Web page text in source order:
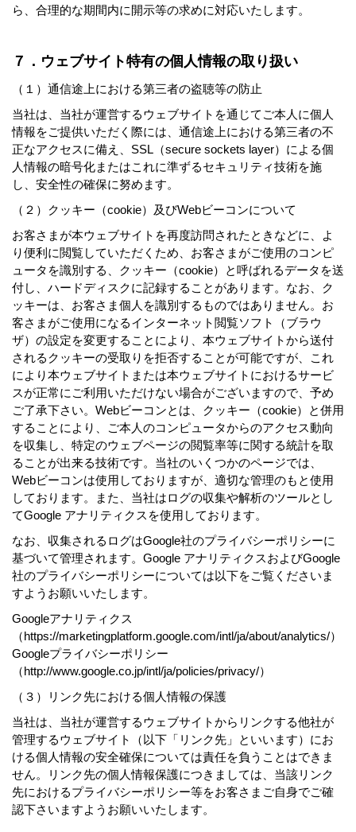
ら、合理的な期間内に開示等の求めに対応いたします。
７．ウェブサイト特有の個人情報の取り扱い
（１）通信途上における第三者の盗聴等の防止
当社は、当社が運営するウェブサイトを通じてご本人に個人
情報をご提供いただく際には、通信途上における第三者の不
正なアクセスに備え、SSL（secure sockets layer）による個
人情報の暗号化またはこれに準ずるセキュリティ技術を施
し、安全性の確保に努めます。
（２）クッキー（cookie）及びWebビーコンについて
お客さまが本ウェブサイトを再度訪問されたときなどに、よ
り便利に閲覧していただくため、お客さまがご使用のコンピ
ュータを識別する、クッキー（cookie）と呼ばれるデータを送
付し、ハードディスクに記録することがあります。なお、ク
ッキーは、お客さま個人を識別するものではありません。お
客さまがご使用になるインターネット閲覧ソフト（ブラウ
ザ）の設定を変更することにより、本ウェブサイトから送付
されるクッキーの受取りを拒否することが可能ですが、これ
により本ウェブサイトまたは本ウェブサイトにおけるサービ
スが正常にご利用いただけない場合がございますので、予め
ご了承下さい。Webビーコンとは、クッキー（cookie）と併用
することにより、ご本人のコンピュータからのアクセス動向
を収集し、特定のウェブページの閲覧率等に関する統計を取
ることが出来る技術です。当社のいくつかのページでは、
Webビーコンは使用しておりますが、適切な管理のもと使用
しております。また、当社はログの収集や解析のツールとし
てGoogle アナリティクスを使用しております。
なお、収集されるログはGoogle社のプライバシーポリシーに
基づいて管理されます。Google アナリティクスおよびGoogle
社のプライバシーポリシーについては以下をご覧くださいま
すようお願いいたします。
Googleアナリティクス
（https://marketingplatform.google.com/intl/ja/about/analytics/）
Googleプライバシーポリシー
（http://www.google.co.jp/intl/ja/policies/privacy/）
（３）リンク先における個人情報の保護
当社は、当社が運営するウェブサイトからリンクする他社が
管理するウェブサイト（以下「リンク先」といいます）にお
ける個人情報の安全確保については責任を負うことはできま
せん。リンク先の個人情報保護につきましては、当該リンク
先におけるプライバシーポリシー等をお客さまご自身でご確
認下さいますようお願いいたします。